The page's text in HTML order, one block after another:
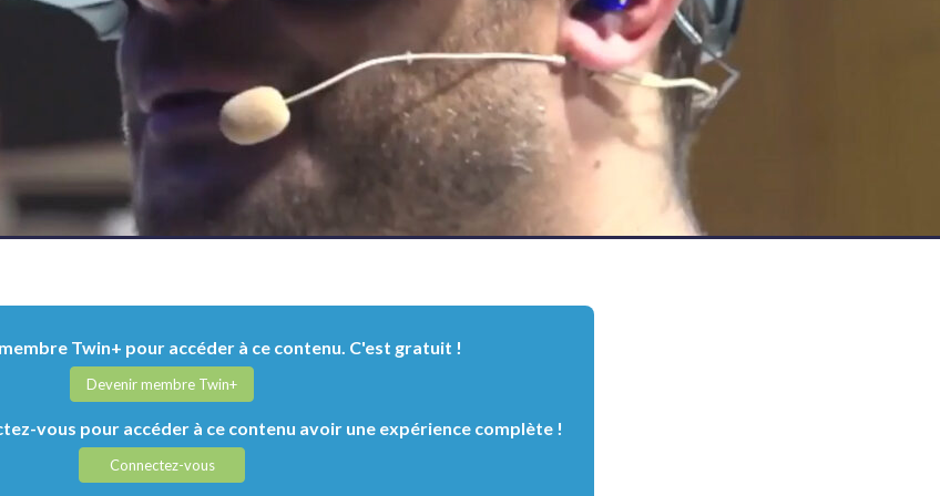
Twin+ pour accéder à ce contenu. C'est gratuit !
Devenir membre Twin+
vous pour accéder à ce contenu avoir une expérience complète !
Connectez-vous